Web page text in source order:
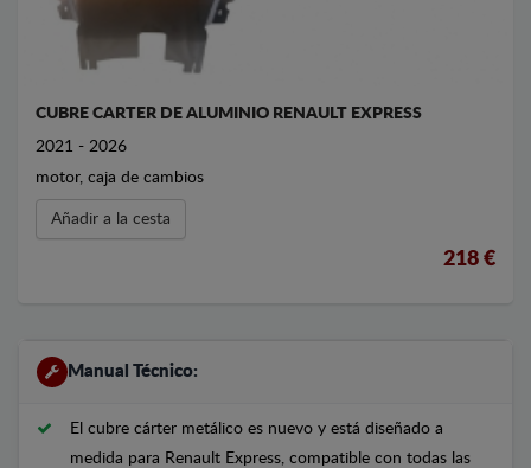
CUBRE CARTER DE ALUMINIO RENAULT EXPRESS
2021 - 2026
motor, caja de cambios
Añadir a la cesta
218 €
Manual Técnico:
El cubre cárter metálico es nuevo y está diseñado a
medida para Renault Express, compatible con todas las